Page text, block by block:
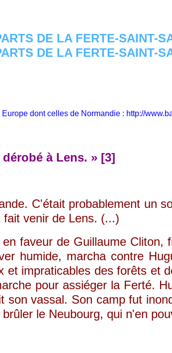
dont celles de Normandie : http://
à Lens. » [3]
C'était probablement un
venir de Lens. (...)
faveur de Guillaume Cliton,
humide, marcha contre
impraticables des forêts et
pour assiéger la Ferté.
vassal. Son camp fut
le Neubourg, qui n'en